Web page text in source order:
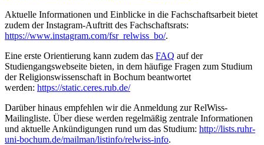
Aktuelle Informationen und Einblicke in die Fachschaftsarbeit bietet
zudem der Instagram-Auftritt des Fachschaftsrats:
https://www.instagram.com/fsr_relwiss_bo/.
Eine erste Orientierung kann zudem das FAQ auf der
Studiengangswebseite bieten, in dem häufige Fragen zum Studium
der Religionswissenschaft in Bochum beantwortet
werden: https://static.ceres.rub.de/
Darüber hinaus empfehlen wir die Anmeldung zur RelWiss-
Mailingliste. Über diese werden regelmäßig zentrale Informationen
und aktuelle Ankündigungen rund um das Studium: http://lists.ruhr-
uni-bochum.de/mailman/listinfo/relwiss-info.